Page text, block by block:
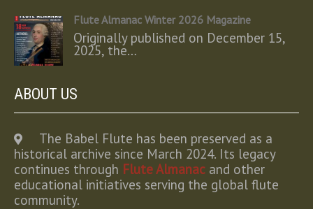
Flute Almanac Winter 2026 Magazine
Originally published on December 15,
2025, the…
ABOUT US
The Babel Flute has been preserved as a
historical archive since March 2024. Its legacy
continues through Flute Almanac and other
educational initiatives serving the global flute
community.